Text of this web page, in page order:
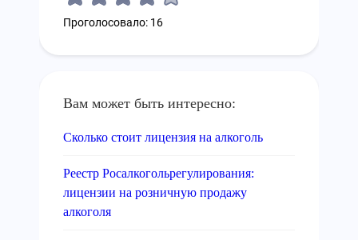
Проголосовало: 16
Вам может быть интересно:
Сколько стоит лицензия на алкоголь
Реестр Росалкогольрегулирования:
лицензии на розничную продажу
алкоголя